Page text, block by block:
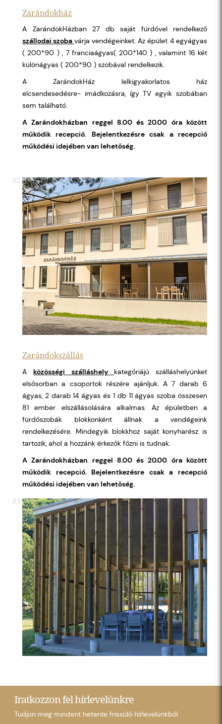
Zarándokház
A ZarándokHázban 27 db saját fürdővel rendelkező
szállodai szoba várja vendégeinket. Az épület 4 egyágyas
( 200*90 ) , 7 franciaágyas( 200*140 ) , valamint 16 két
különágyas ( 200*90 ) szobával rendelkezik.
A ZarándokHáz lelkigyakorlatos ház
elcsendesedésre- imádkozásra, így TV egyik szobában
sem található.
A Zarándokházban reggel 8.00 és 20.00 óra között
működik recepció.
Bejelentkezésre csak a recepció
működési idejében van lehetőség.
02
Zarándokszállás
Aközösségi szálláshely kategóriájú szálláshelyünket
elsősorban a csoportok részére ajánljuk. A 7 darab 6
ágyas, 2 darab 14 ágyas és 1 db 11 ágyas szoba összesen
81 ember elszállásolására alkalmas. Az épületben a
fürdőszobák blokkonként állnak a vendégeink
rendelkezésére. Mindegyik blokkhoz saját konyharész is
tartozik, ahol a hozzánk érkezők főzni is tudnak.
A Zarándokházban reggel 8.00 és 20.00 óra között
működik recepció. Bejelentkezésre csak a recepció
működési idejében van lehetőség.
03
Iratkozzon fel hírlevelünkre
Tudjon meg mindent hetente frissülő hírlevelünkből